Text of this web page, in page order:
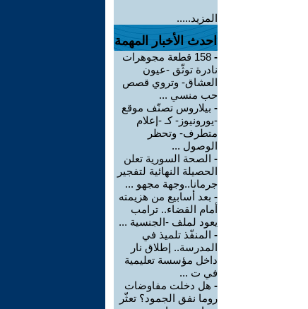
المزيد.....
احدث الأخبار المهمة
-
158 قطعة مجوهرات
نادرة توثّق -عيون
العشاق- وتروي قصص
حب منسي ...
- بيلاروس تصنّف موقع
-يورونيوز- كـ -إعلام
متطرف- وتحظر
الوصول ...
- الصحة السورية تعلن
الحصيلة النهائية لتفجير
جرمانا..وجهة مجهو ...
- بعد أسابيع من هزيمته
أمام القضاء.. ترامب
يعود لملف -الجنسية ...
- المنفّذ تلميذ في
المدرسة.. إطلاق نار
داخل مؤسسة تعليمية
في ت ...
- هل دخلت مفاوضات
روما نفق الجمود؟ تعثّر